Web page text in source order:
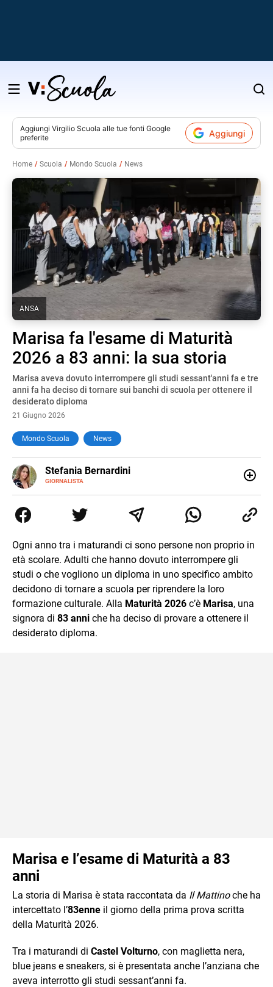
Salta
contenuto
Aggiungi Virgilio Scuola alle tue fonti Google
preferite
Aggiungi
Home Scuola Mondo Scuola News
ANSA
Marisa fa l'esame di Maturità
2026 a 83 anni: la sua storia
Marisa aveva dovuto interrompere gli studi sessant'anni fa e tre
anni fa ha deciso di tornare sui banchi di scuola per ottenere il
desiderato diploma
21 Giugno 2026
Mondo Scuola News
Stefania Bernardini
GIORNALISTA
E-
MAIL
Tv di cronaca, politica, scuola, economia e spettacolo. Ha
esperienze nella redazione di testate giornalistiche online
Ogni anno tra i maturandi ci sono persone non proprio in
età scolare. Adulti che hanno dovuto interrompere gli
studi o che vogliono un diploma in uno specifico ambito
decidono di tornare a scuola per riprendere la loro
formazione culturale. Alla Maturità 2026 c’è Marisa, una
signora di 83 anni che ha deciso di provare a ottenere il
desiderato diploma.
Marisa e l’esame di Maturità a 83
anni
La storia di Marisa è stata raccontata da Il Mattinoche ha
intercettato l’83enne il giorno della prima prova scritta
della Maturità 2026.
Tra i maturandi di Castel Volturno, con maglietta nera,
blue jeans e sneakers, si è presentata anche l’anziana che
aveva interrotto gli studi sessant’anni fa.